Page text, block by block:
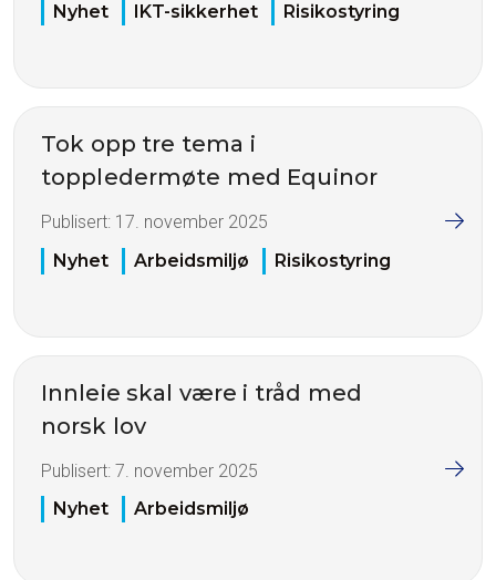
Nyhet
IKT-sikkerhet Risikostyring
Tok opp tre tema i
toppledermøte med Equinor
Publisert: 17. november 2025
Nyhet
Arbeidsmiljø Risikostyring
Innleie skal være i tråd med
norsk lov
Publisert: 7. november 2025
Nyhet
Arbeidsmiljø